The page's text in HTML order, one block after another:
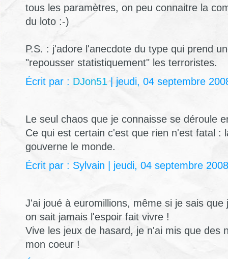
tous les paramètres, on peu connaitre la
du loto :-)
P.S. : j'adore l'anecdote du type qui prend
"repousser statistiquement" les terroristes.
Écrit par : DJon51| jeudi, 04 septembre
Le seul chaos que je connaisse se déroule
Ce qui est certain c'est que rien n'est fatal :
gouverne le monde.
Écrit par : Sylvain | jeudi, 04 septembre 2008
J'ai joué à euromillions, même si je sais que
on sait jamais l'espoir fait vivre !
Vive les jeux de hasard, je n'ai mis que des
mon coeur !